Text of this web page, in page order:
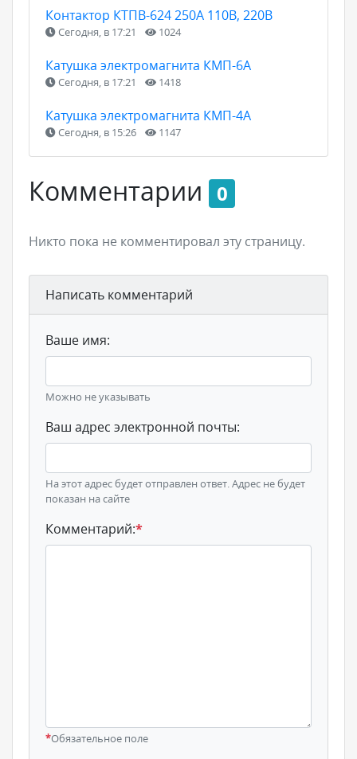
Контактор КТПВ-624 250А 110В, 220В
Сегодня, в 17:21 1024
Катушка электромагнита КМП-6А
Сегодня, в 17:21 1418
Катушка электромагнита КМП-4А
Сегодня, в 15:26 1147
Комментарии 0
Никто пока не комментировал эту страницу.
Написать комментарий
Ваше имя:
Можно не указывать
Ваш адрес электронной почты:
На этот адрес будет отправлен ответ. Адрес не будет
показан на сайте
Комментарий:*
*Обязательное поле